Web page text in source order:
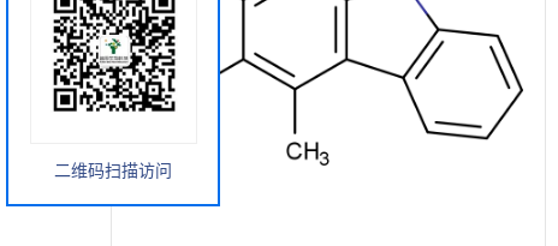
二维码扫描访问